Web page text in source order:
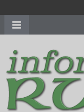
richardmillereplica
women.patekphilippe.to
dining room table
shop. best
services. 1: 1